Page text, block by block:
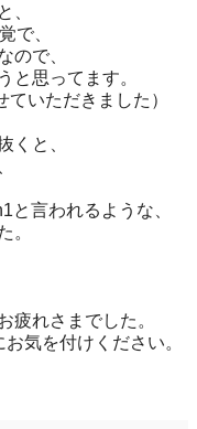
、
で、
ので、
と思ってます。
いただきました）
くと、
と言われるような、
。
疲れさまでした。
気を付けください。